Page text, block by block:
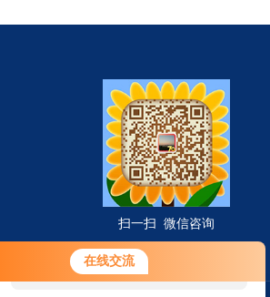
在线交流
您好！欢迎前来咨询，很高兴为您
服务，请问您要咨询什么问题呢？
扫一扫 微信咨询